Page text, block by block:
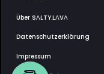
Über SΛLTY.LΛVΛ
Datenschutzerklärung
Impressum